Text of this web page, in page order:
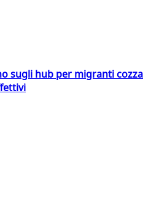
sugli hub per migranti cozza